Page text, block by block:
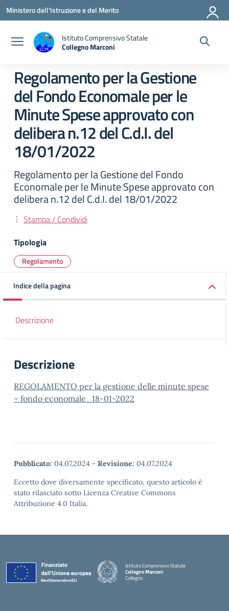
Vai ai contenuti
Vai al menu di navigazione
Vai al footer
Ministero dell'Istruzione e del Merito
Istituto Comprensivo Statale
Collegno Marconi
Regolamento per la Gestione
del Fondo Economale per le
Minute Spese approvato con
delibera n.12 del C.d.I. del
18/01/2022
Regolamento per la Gestione del Fondo
Economale per le Minute Spese approvato con
delibera n.12 del C.d.I. del 18/01/2022
Stampa / Condividi
Tipologia
Regolamento
Indice della pagina
Descrizione
Descrizione
REGOLAMENTO per la gestione delle minute spese
– fondo economale_18-01-2022
Pubblicato: 04.07.2024 - Revisione: 04.07.2024
Eccetto dove diversamente specificato, questo articolo è
stato rilasciato sotto Licenza Creative Commons
Attribuzione 4.0 Italia.
Istituto Comprensivo Statale
Collegno Marconi
Collegno